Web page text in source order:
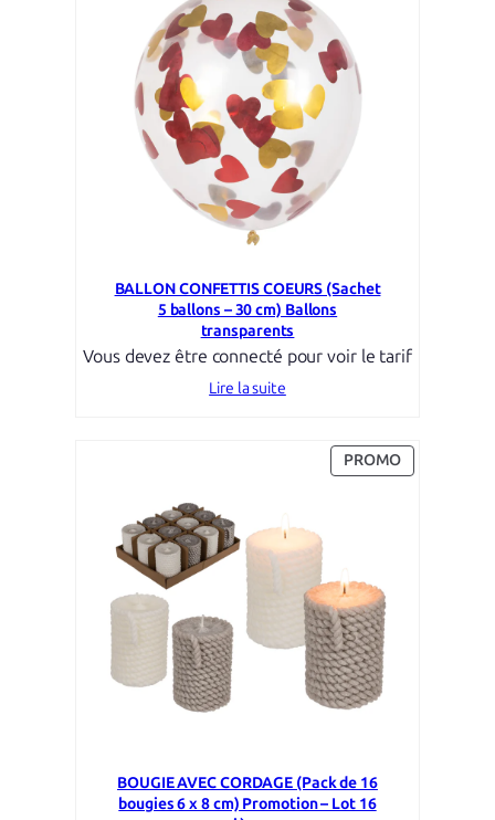
BALLON CONFETTIS COEURS (Sachet
5 ballons – 30 cm) Ballons
transparents
Vous devez être connecté pour voir le tarif
Lire la suite
PROMOPRODUIT
EN
BOUGIE AVEC CORDAGE (Pack de 16
bougies 6 x 8 cm) Promotion – Lot 16